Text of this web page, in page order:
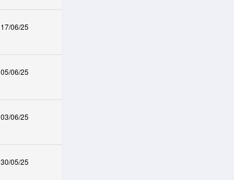
17/06/25
05/06/25
03/06/25
30/05/25